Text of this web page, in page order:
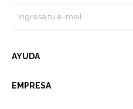
AYUDA
EMPRESA